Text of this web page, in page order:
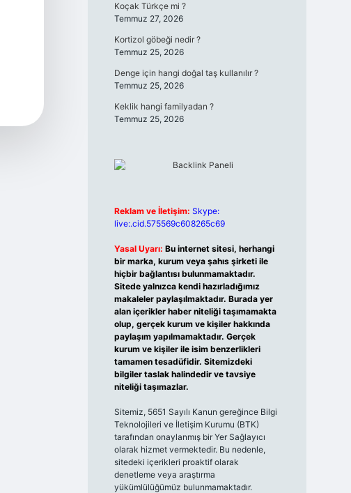
Koçak Türkçe mi ?
Temmuz 27, 2026
Kortizol göbeği nedir ?
Temmuz 25, 2026
Denge için hangi doğal taş kullanılır ?
Temmuz 25, 2026
Keklik hangi familyadan ?
Temmuz 25, 2026
Reklam ve İletişim: Skype:
live:.cid.575569c608265c69
Yasal Uyarı: Bu internet sitesi, herhangi
bir marka, kurum veya şahıs şirketi ile
hiçbir bağlantısı bulunmamaktadır.
Sitede yalnızca kendi hazırladığımız
makaleler paylaşılmaktadır. Burada yer
alan içerikler haber niteliği taşımamakta
olup, gerçek kurum ve kişiler hakkında
paylaşım yapılmamaktadır. Gerçek
kurum ve kişiler ile isim benzerlikleri
tamamen tesadüfidir. Sitemizdeki
bilgiler taslak halindedir ve tavsiye
niteliği taşımazlar.
Sitemiz, 5651 Sayılı Kanun gereğince Bilgi
Teknolojileri ve İletişim Kurumu (BTK)
tarafından onaylanmış bir Yer Sağlayıcı
olarak hizmet vermektedir. Bu nedenle,
sitedeki içerikleri proaktif olarak
denetleme veya araştırma
yükümlülüğümüz bulunmamaktadır.